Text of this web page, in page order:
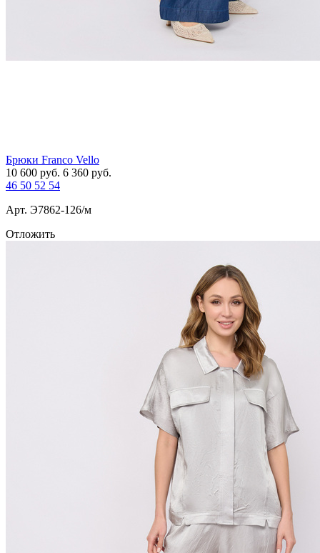
Брюки Franco Vello
10 600 руб. 6 360 руб.
46 50 52 54
Арт. Э7862-126/м
Отложить